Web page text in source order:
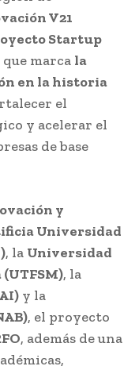
V21
Startup
marca la
en la historia
el
y acelerar el
de base
y
Universidad
, la Universidad
, la
y la
, el proyecto
, además de una